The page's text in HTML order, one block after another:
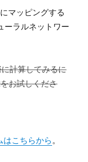
マッピングする
ーラルネットワー
計算してみるに
お試しくださ
こちらから 。